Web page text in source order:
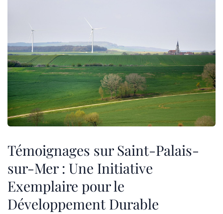
Témoignages sur Saint-Palais-
sur-Mer : Une Initiative
Exemplaire pour le
Développement Durable